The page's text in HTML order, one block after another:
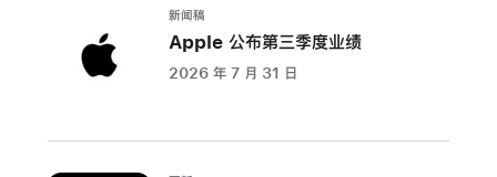
新闻稿
Apple 公布第三季度业绩
2026 年 7 月 31 日